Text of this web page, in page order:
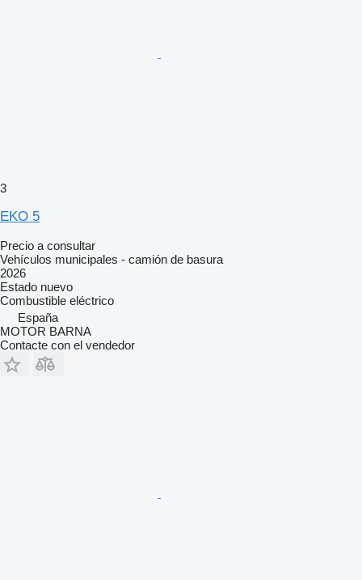
3
EKO 5
Precio a consultar
Vehículos municipales - camión de basura
2026
Estado nuevo
Combustible eléctrico
España
MOTOR BARNA
Contacte con el vendedor